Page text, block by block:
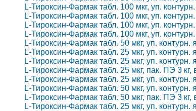
L-Тироксин-Фармак табл. 100 мкг, уп.
L-Тироксин-Фармак табл. 100 мкг, уп.
L-Тироксин-Фармак табл. 100 мкг, уп.
L-Тироксин-Фармак табл. 100 мкг, уп.
L-Тироксин-Фармак табл. 50 мкг, уп.
L-Тироксин-Фармак табл. 25 мкг, уп.
L-Тироксин-Фармак табл. 25 мкг, уп.
L-Тироксин-Фармак табл. 25 мкг, пак. ПЭ 3
L-Тироксин-Фармак табл. 25 мкг, уп.
L-Тироксин-Фармак табл. 50 мкг, уп.
L-Тироксин-Фармак табл. 50 мкг, пак. ПЭ 3
L-Тироксин-Фармак табл. 25 мкг, уп.